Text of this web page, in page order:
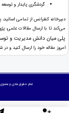
گردشگری پایدار و
دبیرخانه کنفرانس از تمامی
می‌کند تا با ارسال مقالات علمی،
پلی میان دانش مدیریت و
امروز مقاله خود را ارسال کنید
تمام حقوق مادی و